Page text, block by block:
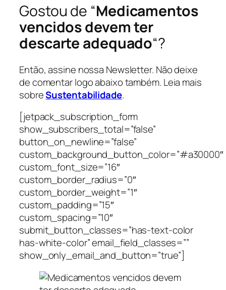
Gostou de “Medicamentos
vencidos devem ter
descarte adequado“?
Então, assine nossa Newsletter. Não deixe
de comentar logo abaixo também. Leia mais
sobreSustentabilidade.
[jetpack_subscription_form
show_subscribers_total=”false”
button_on_newline=”false”
custom_background_button_color=”#a30000″
custom_font_size=”16″
custom_border_radius=”0″
custom_border_weight=”1″
custom_padding=”15″
custom_spacing=”10″
submit_button_classes=”has-text-color
has-white-color” email_field_classes=””
show_only_email_and_button=”true”]